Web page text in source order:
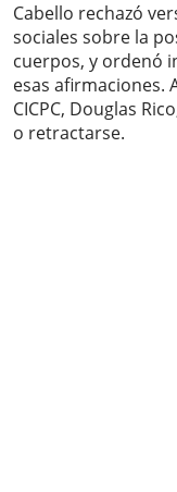
Cabello rechazó
sociales sobre la
cuerpos, y ordenó
esas afirmaciones.
CICPC, Douglas
o retractarse.